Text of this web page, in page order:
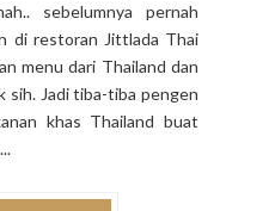
sebelumnya pernah
di restoran Jittlada Thai
menu dari Thailand dan
sih. Jadi tiba-tiba pengen
khas Thailand buat